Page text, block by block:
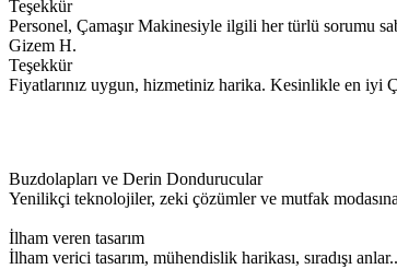
Teşekkür
Personel, Çamaşır Makinesiyle ilgili her türlü sorumu
Gizem H.
Teşekkür
Fiyatlarınız uygun, hizmetiniz harika. Kesinlikle en iyi
Buzdolapları ve Derin Dondurucular
Yenilikçi teknolojiler, zeki çözümler ve mutfak
İlham veren tasarım
İlham verici tasarım, mühendislik harikası, sıradışı